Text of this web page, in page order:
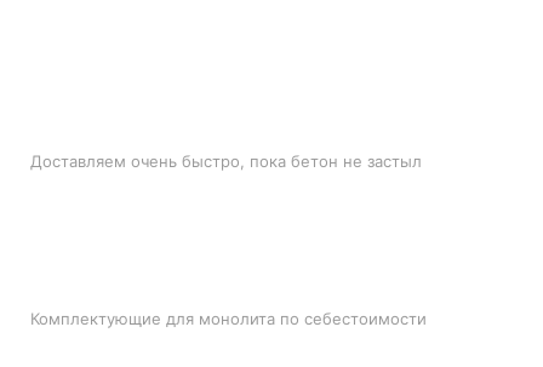
Доставляем очень быстро, пока бетон не застыл
Комплектующие для монолита по себестоимости